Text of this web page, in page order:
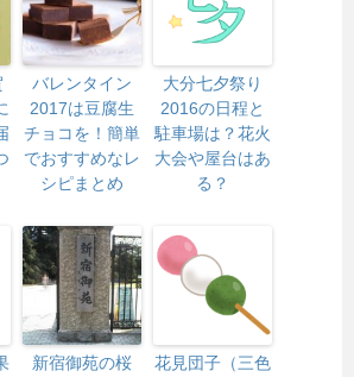
バレンタイン
2017は豆腐生
チョコを！簡単
でおすすめなレ
シピまとめ
大分七夕祭り
2016の日程と
駐車場は？花火
大会や屋台はあ
る？
新宿御苑の桜
花見団子（三色